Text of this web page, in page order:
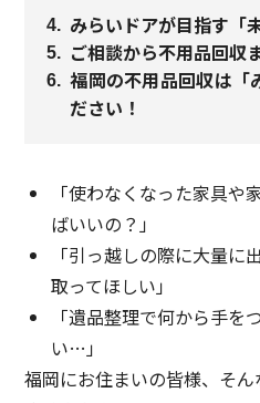
4 みらいドアが目指す「
5 ご相談から不用品回収
6
福岡の不用品回収は「
ださい！
「使わなくなった家具や
ばいいの？」
「引っ越しの際に大量に
取ってほしい」
「遺品整理で何から手を
い…」
福岡にお住まいの皆様、そ